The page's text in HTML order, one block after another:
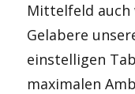
Mittelfeld auch
Gelabere
einstelligen
maximalen